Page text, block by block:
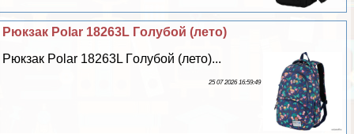
Рюкзак Polar 18263L Гoлyбой (лето)
Рюкзак Polar 18263L Гoлyбой (лето)...
25 07 2026 16:59:49